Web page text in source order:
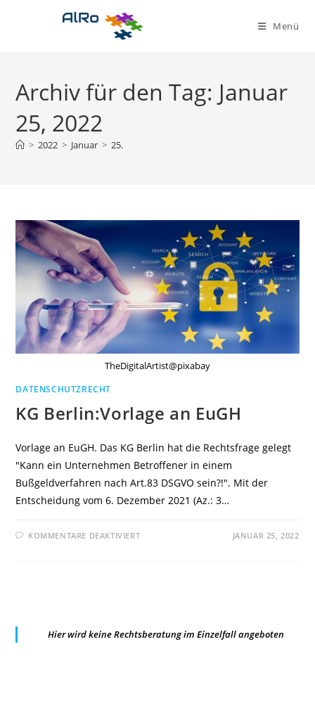
Menü
Archiv für den Tag: Januar
25, 2022
> 2022 > Januar > 25.
TheDigitalArtist@pixabay
DATENSCHUTZRECHT
KG Berlin:Vorlage an EuGH
Vorlage an EuGH. Das KG Berlin hat die Rechtsfrage gelegt
"Kann ein Unternehmen Betroffener in einem
Bußgeldverfahren nach Art.83 DSGVO sein?!". Mit der
Entscheidung vom 6. Dezember 2021 (Az.: 3…
KOMMENTARE DEAKTIVIERTFÜR JANUAR 25, 2022
Hier wird keine Rechtsberatung im Einzelfall angeboten